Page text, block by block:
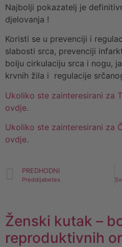
Najbolji pokazatelj je
djelovanja !
Koristi se u prevenciji i
slabosti srca, prevenciji
bolju cirkulaciju srca i nogu,
krvnih žila i regulacije
Ukoliko ste zainteresirani za
ovdje.
Ukoliko ste zainteresirani za
ovdje.
PREDHODNI
Preddijabetes
Ženski kutak –
reproduktivnih